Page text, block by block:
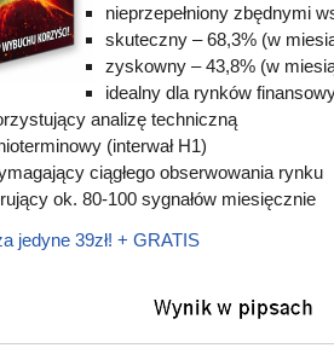
nieprzepełniony zbędnymi
skuteczny – 68,3% (w
zyskowny – 43,8% (w
idealny dla rynków
analizę techniczną
(interwał H1)
ciągłego obserwowania rynku
ok. 80-100 sygnałów miesięcznie
jedyne 39zł! + GRATIS